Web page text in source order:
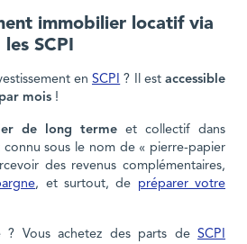
immobilier locatif via
les SCPI
enSCPI ? Il estaccessible
mois !
de long terme et collectif dans
connu sous le nom de « pierre-papier
des revenus complémentaires,
, et surtout, de préparer votre
? Vous achetez des parts de SCPI